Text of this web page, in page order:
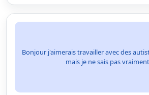
Bonjour j'aimerais travailler avec des
mais je ne sais pas